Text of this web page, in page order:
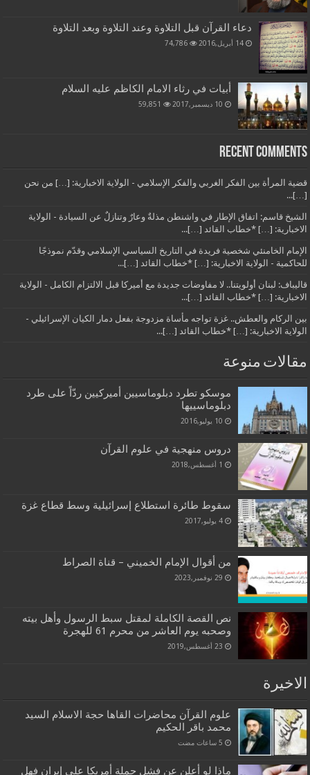
دعاء القرآن قبل التلاوة وعند التلاوة وبعد التلاوة
14 أبريل,2016 74,786
أبيات في رثاء الامام الكاظم عليه السلام
10 ديسمبر,2017 59,851
Recent Comments
قضية المرأة بين الفكر الغربي والفكر الإسلامي - الولاية الاخبارية: […] من نحن
[…]...
الشيخ قاسم: اتفاق الإطار في واشنطن مذلةٌ وعارٌ وتنازلٌ عن السيادة - الولاية
الاخبارية: […] *خطاب القائد […]...
الإمام الخامنئي شخصية فريدة في التاريخ السياسي الإسلامي وقدّم نموذجًا
للحاكمية - الولاية الاخبارية: […] *خطاب القائد […]...
قاليباف: لبنان أولويتنا.. لا مفاوضات جديدة مع أميركا قبل الالتزام الكامل - الولاية
الاخبارية: […] *خطاب القائد […]...
بين الركام والعطش.. غزة تواجه مأساة مزدوجة بفعل دمار الكيان الإسرائيلي -
الولاية الاخبارية: […] *خطاب القائد […]...
مقالات منوعة
موسكو تطرد دبلوماسيين أميركيين ردّاً على طرد
دبلوماسييها
10 يوليو,2016
دروس منهجية في علوم القرآن
1 أغسطس,2018
سقوط طائرة استطلاع إسرائيلية وسط قطاع غزة
4 يوليو,2017
من أقوال الإمام الخميني – قناة الصراط
29 نوفمبر,2023
نص القصة الكاملة لمقتل سبط الرسول وأهل بيته
وصحبه يوم العاشر من محرم 61 للهجرة
23 أغسطس,2019
الاخيرة
علوم القرآن محاضرات القاها حجة الاسلام السيد
محمد باقر الحكيم
ماذا لو أعلن عن فشل حملة أمريكا على إيران فهل